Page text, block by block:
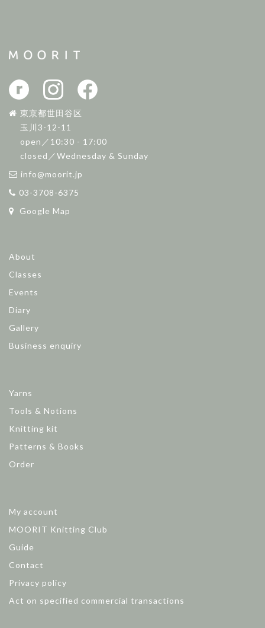
東京都世田谷区
玉川3-12-11
open／10:30 - 17:00
closed／Wednesday & Sunday
info@moorit.jp
03-3708-6375
Google Map
About
Classes
Events
Diary
Gallery
Business enquiry
Yarns
Tools & Notions
Knitting kit
Patterns & Books
Order
My account
MOORIT Knitting Club
Guide
Contact
Privacy policy
Act on specified commercial transactions